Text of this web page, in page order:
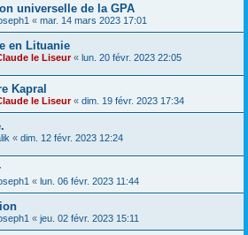
universelle de la GPA
« mar. 14 mars 2023 17:01
en Lituanie
le Liseur« lun. 20 févr. 2023 22:05
Kapral
le Liseur« dim. 19 févr. 2023 17:34
« dim. 12 févr. 2023 12:24
« lun. 06 févr. 2023 11:44
« jeu. 02 févr. 2023 15:11